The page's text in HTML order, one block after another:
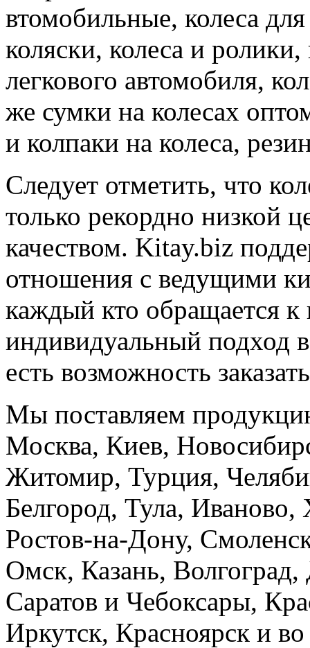
втомобильные, колеса
коляски, колеса и
легкового автомобиля,
же сумки на колесах
и колпаки на колеса,
Следует отметить, что
только рекордно низкой
качеством. Kitay.biz
отношения с ведущими
каждый кто обращается
индивидуальный подход
есть возможность
Мы поставляем
Москва, Киев,
Житомир, Турция,
Белгород, Тула,
Ростов-на-Дону,
Омск, Казань,
Саратов и Чебоксары,
Иркутск, Красноярск и